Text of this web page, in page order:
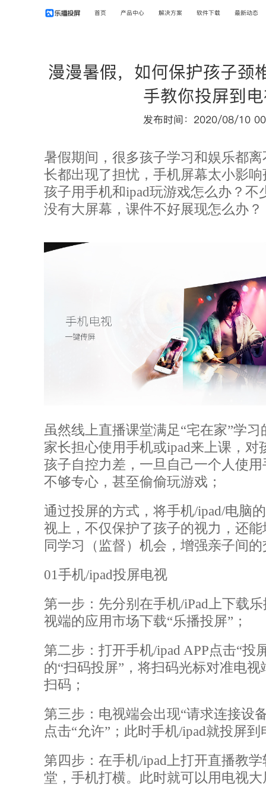
首页 产品中心 解决方案 软件下载 最新动态
漫漫暑假，如何保护孩子颈
手教你投屏到
发布时间：2020/08/10
暑假期间，很多孩子学习和娱乐都
长都出现了担忧，手机屏幕太小影
孩子用手机和ipad玩游戏怎么办？不
没有大屏幕，课件不好展现怎么办？
虽然线上直播课堂满足“宅在家”学
家长担心使用手机或ipad来上课，对
孩子自控力差，一旦自己一个人使用
不够专心，甚至偷偷玩游戏；
通过投屏的方式，将手机/ipad/电脑
视上，不仅保护了孩子的视力，还
同学习（监督）机会，增强亲子间的
01手机/ipad投屏电视
第一步：先分别在手机/iPad上下载
视端的应用市场下载“乐播投屏”；
第二步：打开手机/ipad APP点击“投
的“扫码投屏”，将扫码光标对准电视
扫码；
第三步：电视端会出现“请求连接设
点击“允许”；此时手机/ipad就投屏
第四步：在手机/ipad上打开直播教
堂，手机打横。此时就可以用电视